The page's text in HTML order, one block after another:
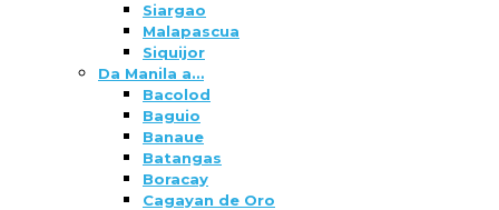
Siargao
Malapascua
Siquijor
Da Manila a…
Bacolod
Baguio
Banaue
Batangas
Boracay
Cagayan de Oro